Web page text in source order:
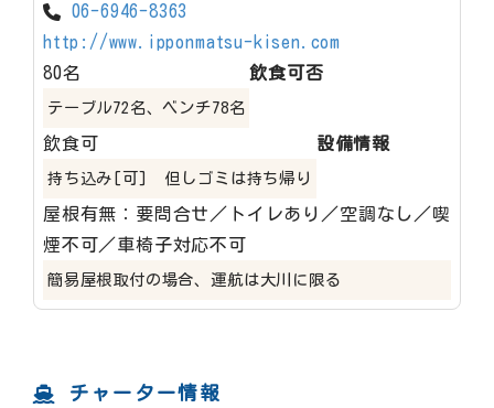
06-6946-8363
http://www.ipponmatsu-kisen.com
80名
テーブル72名、ベンチ78名
飲食可否
飲食可
持ち込み[可] 但しゴミは持ち帰り
設備情報
屋根有無：要問合せ／トイレあり／空調なし／喫
煙不可／車椅子対応不可
簡易屋根取付の場合、運航は大川に限る
チャーター情報